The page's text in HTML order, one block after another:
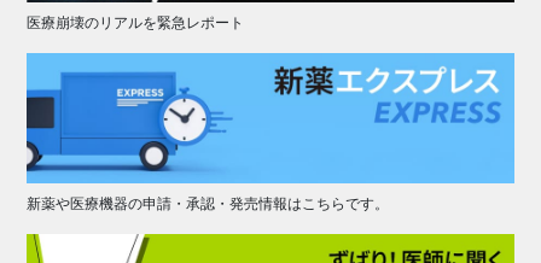
医療崩壊のリアルを緊急レポート
新薬や医療機器の申請・承認・発売情報はこちらです。